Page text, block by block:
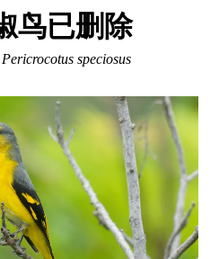
鸟已删除
Pericrocotus speciosus